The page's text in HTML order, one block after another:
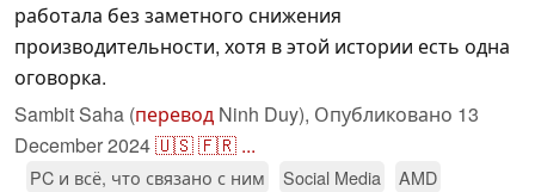
работала без заметного снижения
производительности, хотя в этой истории есть одна
оговорка.
Sambit Saha (перевод Ninh Duy), Опубликовано 13
December 2024🇺🇸🇫🇷 ...
PC и всё, что связано с ним Social Media
AMD